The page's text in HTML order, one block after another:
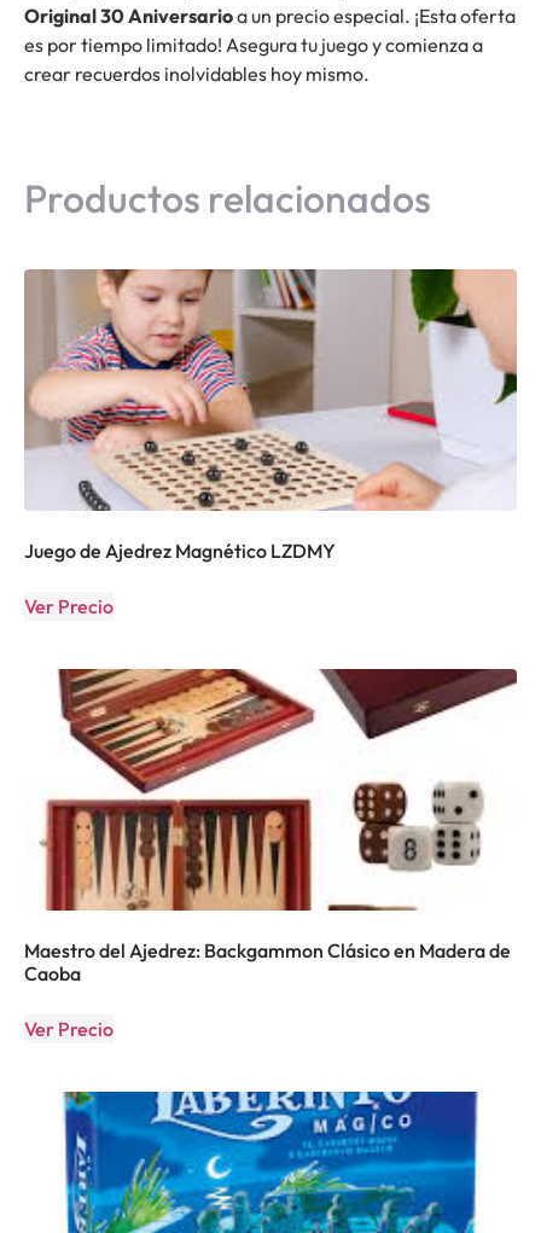
Original 30 Aniversarioa un precio especial. ¡Esta oferta
es por tiempo limitado! Asegura tu juego y comienza a
crear recuerdos inolvidables hoy mismo.
Productos relacionados
Juego de Ajedrez Magnético LZDMY
Ver Precio
Maestro del Ajedrez: Backgammon Clásico en Madera de
Caoba
Ver Precio